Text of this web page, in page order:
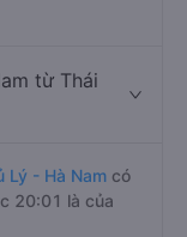
từ Thái
Lý - Hà Nam có
20:01 là của